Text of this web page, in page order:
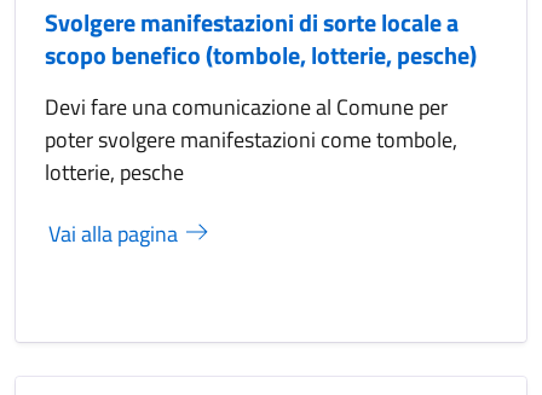
Svolgere manifestazioni di sorte locale a
scopo benefico (tombole, lotterie, pesche)
Devi fare una comunicazione al Comune per
poter svolgere manifestazioni come tombole,
lotterie, pesche
Vai alla pagina